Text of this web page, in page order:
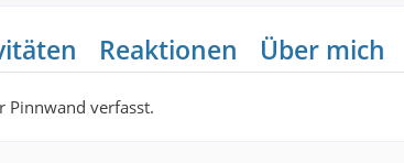
Reaktionen Über mich
Pinnwand verfasst.